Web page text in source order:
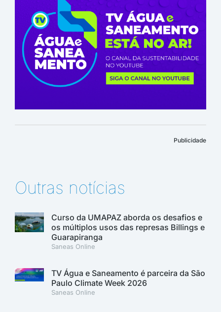
Publicidade
Outras notícias
Curso da UMAPAZ aborda os desafios e
os múltiplos usos das represas Billings e
Guarapiranga
Saneas Online
TV Água e Saneamento é parceira da São
Paulo Climate Week 2026
Saneas Online